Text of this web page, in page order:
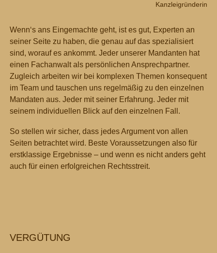
Wenn‘s ans Eingemachte geht, ist es gut, Experten an
seiner Seite zu haben, die genau auf das spezialisiert
sind, worauf es ankommt. Jeder unserer Mandanten hat
einen Fachanwalt als persönlichen Ansprechpartner.
Zugleich arbeiten wir bei komplexen Themen konsequent
im Team und tauschen uns regelmäßig zu den einzelnen
Mandaten aus. Jeder mit seiner Erfahrung. Jeder mit
seinem individuellen Blick auf den einzelnen Fall.
So stellen wir sicher, dass jedes Argument von allen
Seiten betrachtet wird. Beste Voraussetzungen also für
erstklassige Ergebnisse – und wenn es nicht anders geht
auch für einen erfolgreichen Rechtsstreit.
Kanzleigründerin
VERGÜTUNG